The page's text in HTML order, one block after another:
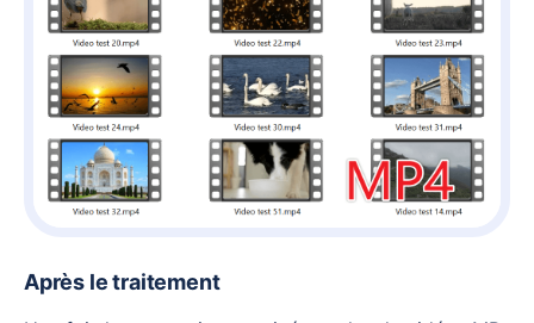
Après le traitement